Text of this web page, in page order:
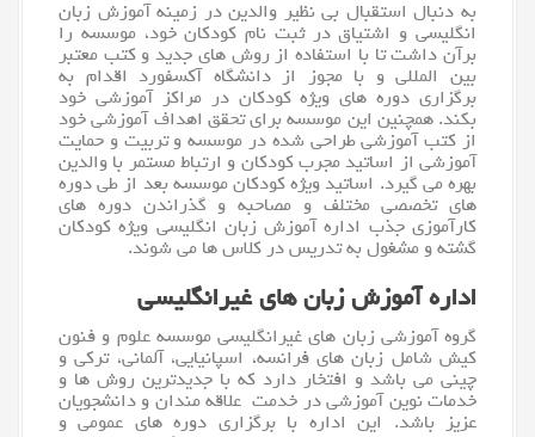
به دنبال استقبال بی نظیر والدین در زمینه آموزش زبان
انگلیسی و اشتیاق در ثبت نام کودکان خود، موسسه را
برآن داشت تا با استفاده از روش های جدید و کتب معتبر
بین المللی و با مجوز از دانشگاه آکسفورد اقدام به
برگزاری دوره های ویژه کودکان در مراکز آموزشی خود
بکند. همچنین این موسسه برای تحقق اهداف آموزشی خود
از کتب آموزشی طراحی شده در موسسه و تربیت و حمایت
آموزشی از اساتید مجرب کودکان و ارتباط مستمر با والدین
بهره می گیرد. اساتید ویژه کودکان موسسه بعد از طی دوره
های تخصصی مختلف و مصاحبه و گذراندن دوره های
کارآموزی جذب اداره آموزش زبان انگلیسی ویژه کودکان
گشته و مشغول به تدریس در کلاس ها می شوند.
اداره آموزش زبان های غیرانگلیسی
گروه آموزشی زبان های غیرانگلیسیموسسهعلوم و فنون
کیش شامل زبانهای فرانسه، اسپانیایی، آلمانی، ترکی و
چینی می باشد و افتخار دارد که با جدیدترین روش ها و
خدمات نوین آموزشی در خدمت علاقه مندان و دانشجویان
عزیز باشد. این اداره با برگزاری دوره های عمومی و